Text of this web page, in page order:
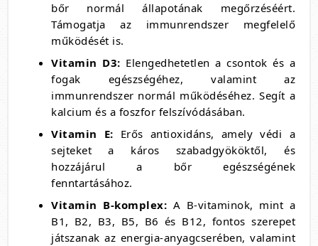
bőr normál állapotának megőrzéséért.
Támogatja az immunrendszer megfelelő
működését is.
Vitamin D3: Elengedhetetlen a csontok és a
fogak egészségéhez, valamint az
immunrendszer normál működéséhez. Segít a
kalcium és a foszfor felszívódásában.
Vitamin E: Erős antioxidáns, amely védi a
sejteket a káros szabadgyököktől, és
hozzájárul a bőr egészségének
fenntartásához.
Vitamin B-komplex: A B-vitaminok, mint a
B1, B2, B3, B5, B6 és B12, fontos szerepet
játszanak az energia-anyagcserében, valamint